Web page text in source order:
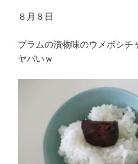
８月８日
プラムの漬物味のウメボシチ
ヤバいｗ